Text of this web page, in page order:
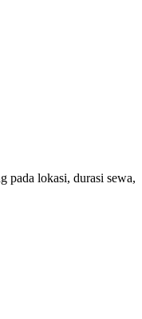
pada lokasi, durasi sewa,